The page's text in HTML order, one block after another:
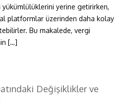
yükümlülüklerini yerine getirirken,
platformlar üzerinden daha kolay
Bu makalede, vergi
[…]
Değişiklikler ve